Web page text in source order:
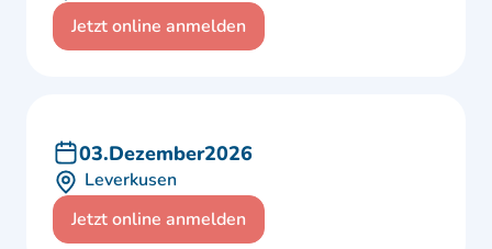
Jetzt online anmelden
03.Dezember2026
Leverkusen
Jetzt online anmelden